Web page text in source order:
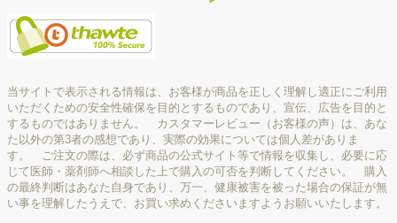
当サイトで表示される情報は、お客様が商品を正しく理解し適正にご利用
いただくための安全性確保を目的とするものであり、宣伝、広告を目的と
するものではありません。 カスタマーレビュー（お客様の声）は、あな
た以外の第3者の感想であり、実際の効果については個人差がありま
す。 ご注文の際は、必ず商品の公式サイト等で情報を収集し、必要に応
じて医師・薬剤師へ相談した上で購入の可否を判断してください。 購入
の最終判断はあなた自身であり、万一、健康被害を被った場合の保証が無
い事を理解したうえで、お買い求めくださいますようお願いいたします。